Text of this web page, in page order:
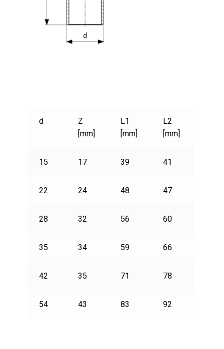
d
Z
[mm]
L1
[mm]
L2
[mm]
15 17 39 41
22 24 48 47
28 32 56 60
35 34 59 66
42 35 71 78
54 43 83 92